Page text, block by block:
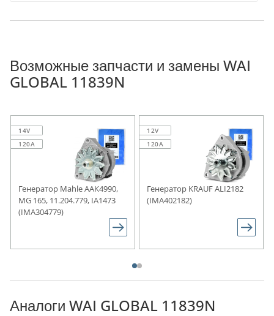
Возможные запчасти и замены WAI
GLOBAL 11839N
14V
120A
Генератор Mahle AAK4990,
MG 165, 11.204.779, IA1473
(IMA304779)
12V
120A
Генератор KRAUF ALI2182
(IMA402182)
Аналоги WAI GLOBAL 11839N